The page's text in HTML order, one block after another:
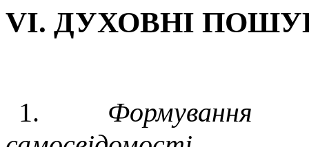
VI. ДУХОВНІ
1. Формування